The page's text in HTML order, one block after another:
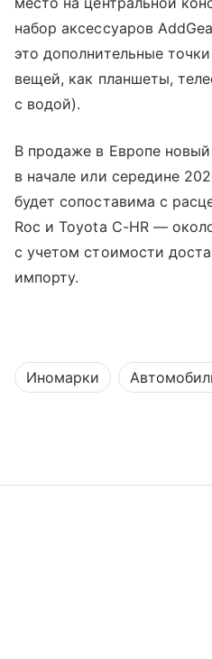
набор аксессуаров
это дополнительные
вещей, как планшеты,
с водой).
В продаже в Европе новый
в начале или середине
будет сопоставима с
Roc и Toyota C-HR —
с учетом стоимости
импорту.
Иномарки